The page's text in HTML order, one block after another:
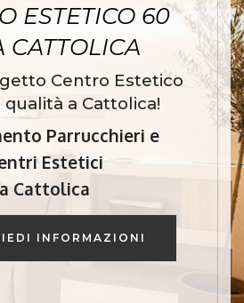
ESTETICO 60
CATTOLICA
Centro Estetico
qualità a Cattolica!
Parrucchieri e
Estetici
a Cattolica
INFORMAZIONI